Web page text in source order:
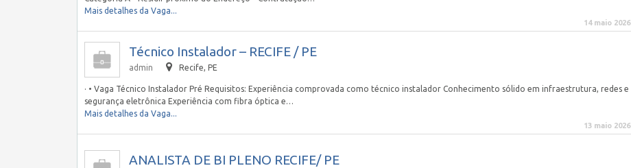
Mais detalhes da Vaga...
14 maio 2026
Técnico Instalador – RECIFE / PE
admin Recife, PE
· • Vaga Técnico Instalador Pré Requisitos: Experiência comprovada como técnico instalador Conhecimento sólido em infraestrutura, redes e
segurança eletrônica Experiência com fibra óptica e…
Mais detalhes da Vaga...
13 maio 2026
ANALISTA DE BI PLENO RECIFE/ PE